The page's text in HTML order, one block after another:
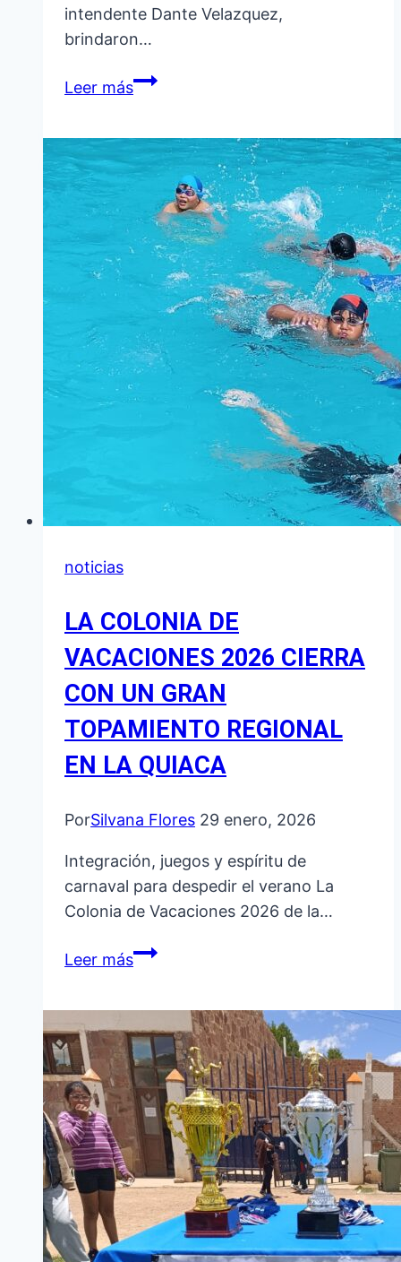
intendente Dante Velazquez,
brindaron…
Leer másCONFERENCIA
DE
“LOS
NOCHEROS”
noticias
LA COLONIA DE
VACACIONES 2026 CIERRA
CON UN GRAN
TOPAMIENTO REGIONAL
EN LA QUIACA
PorSilvana Flores 29 enero, 2026
Integración, juegos y espíritu de
carnaval para despedir el verano La
Colonia de Vacaciones 2026 de la…
Leer másLA
VACACIONES
2026
CIERRA
CON
UN
GRAN
TOPAMIENTO
REGIONAL
EN
LA